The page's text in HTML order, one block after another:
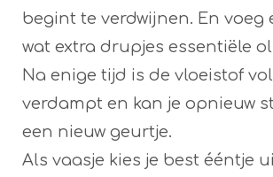
begint te verdwijnen. En voeg
wat extra drupjes essentiële
Na enige tijd is de vloeistof
verdampt en kan je opnieuw
een nieuw geurtje.
Als vaasje kies je best ééntje